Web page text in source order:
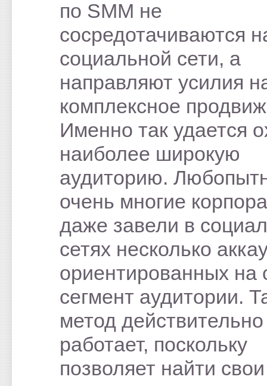
по SMM не
сосредотачиваются
социальной сети, а
направляют усилия
комплексное
Именно так удается
наиболее широкую
аудиторию.
очень многие
даже завели в
сетях несколько
ориентированных на
сегмент аудитории.
метод действительно
работает, поскольку
позволяет найти свои